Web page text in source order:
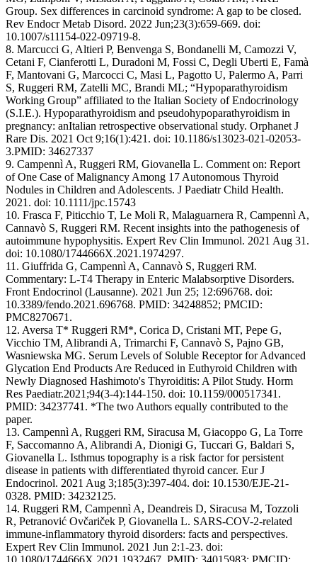
Group. Sex differences in carcinoid syndrome: A gap to be closed.
Rev Endocr Metab Disord. 2022 Jun;23(3):659-669. doi:
10.1007/s11154-022-09719-8.
8. Marcucci G, Altieri P, Benvenga S, Bondanelli M, Camozzi V,
Cetani F, Cianferotti L, Duradoni M, Fossi C, Degli Uberti E, Famà
F, Mantovani G, Marcocci C, Masi L, Pagotto U, Palermo A, Parri
S, Ruggeri RM, Zatelli MC, Brandi ML; “Hypoparathyroidism
Working Group” affiliated to the Italian Society of Endocrinology
(S.I.E.). Hypoparathyroidism and pseudohypoparathyroidism in
pregnancy: anItalian retrospective observational study. Orphanet J
Rare Dis. 2021 Oct 9;16(1):421. doi: 10.1186/s13023-021-02053-
3.PMID: 34627337
9. Campennì A, Ruggeri RM, Giovanella L. Comment on: Report
of One Case of Malignancy Among 17 Autonomous Thyroid
Nodules in Children and Adolescents. J Paediatr Child Health.
2021. doi: 10.1111/jpc.15743
10. Frasca F, Piticchio T, Le Moli R, Malaguarnera R, Campennì A,
Cannavò S, Ruggeri RM. Recent insights into the pathogenesis of
autoimmune hypophysitis. Expert Rev Clin Immunol. 2021 Aug 31.
doi: 10.1080/1744666X.2021.1974297.
11. Giuffrida G, Campennì A, Cannavò S, Ruggeri RM.
Commentary: L-T4 Therapy in Enteric Malabsorptive Disorders.
Front Endocrinol (Lausanne). 2021 Jun 25; 12:696768. doi:
10.3389/fendo.2021.696768. PMID: 34248852; PMCID:
PMC8270671.
12. Aversa T* Ruggeri RM*, Corica D, Cristani MT, Pepe G,
Vicchio TM, Alibrandi A, Trimarchi F, Cannavò S, Pajno GB,
Wasniewska MG. Serum Levels of Soluble Receptor for Advanced
Glycation End Products Are Reduced in Euthyroid Children with
Newly Diagnosed Hashimoto's Thyroiditis: A Pilot Study. Horm
Res Paediatr.2021;94(3-4):144-150. doi: 10.1159/000517341.
PMID: 34237741. *The two Authors equally contributed to the
paper.
13. Campennì A, Ruggeri RM, Siracusa M, Giacoppo G, La Torre
F, Saccomanno A, Alibrandi A, Dionigi G, Tuccari G, Baldari S,
Giovanella L. Isthmus topography is a risk factor for persistent
disease in patients with differentiated thyroid cancer. Eur J
Endocrinol. 2021 Aug 3;185(3):397-404. doi: 10.1530/EJE-21-
0328. PMID: 34232125.
14. Ruggeri RM, Campennì A, Deandreis D, Siracusa M, Tozzoli
R, Petranović Ovčariček P, Giovanella L. SARS-COV-2-related
immune-inflammatory thyroid disorders: facts and perspectives.
Expert Rev Clin Immunol. 2021 Jun 2:1-23. doi: